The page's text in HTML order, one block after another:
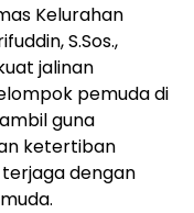
Kelurahan
S.Sos.,
jalinan
pemuda di
guna
ketertiban
dengan